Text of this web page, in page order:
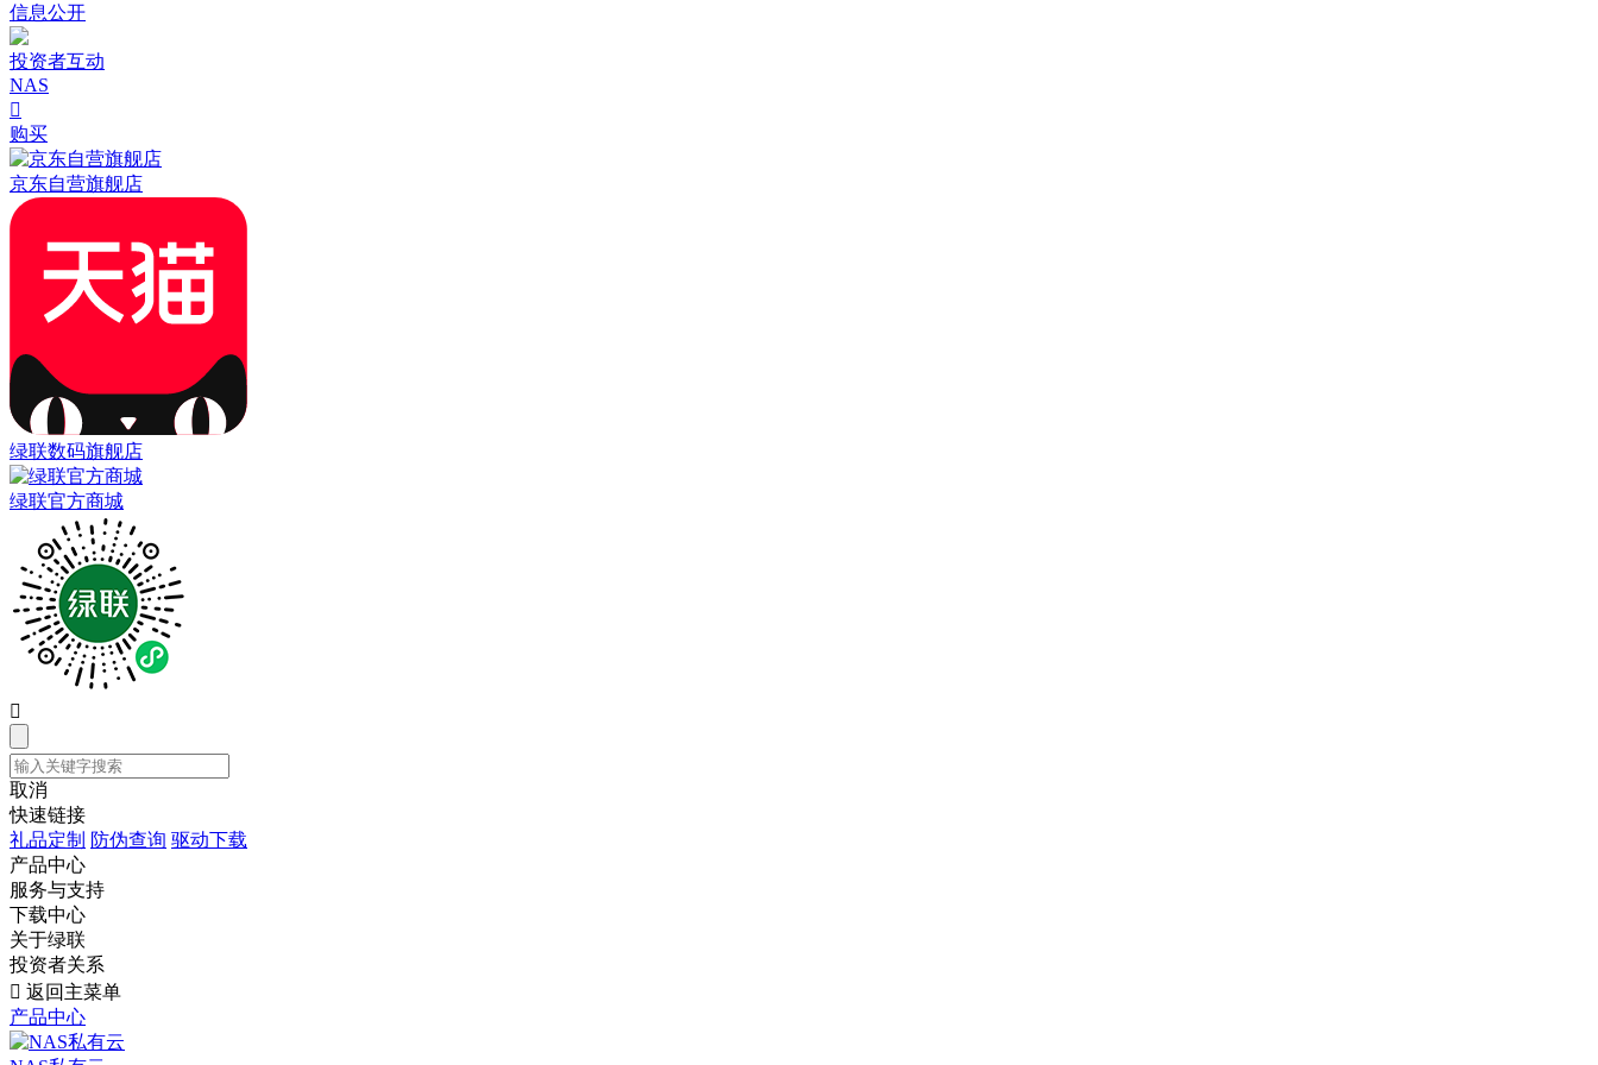
信息公开
投资者互动
NAS

购买
京东自营旗舰店
绿联数码旗舰店
绿联官方商城

取消
快速链接
礼品定制 防伪查询 驱动下载
产品中心
服务与支持
下载中心
关于绿联
投资者关系
 返回主菜单
产品中心